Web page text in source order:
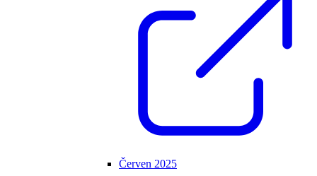
Červen 2025